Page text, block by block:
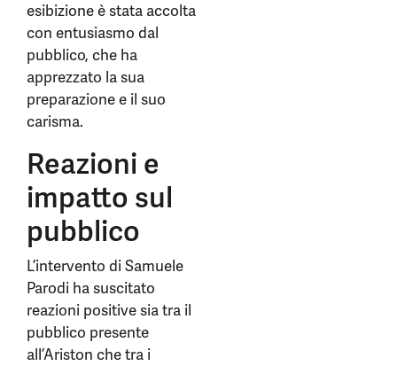
esibizione è stata accolta
con entusiasmo dal
pubblico, che ha
apprezzato la sua
preparazione e il suo
carisma.
Reazioni e
impatto sul
pubblico
L’intervento di Samuele
Parodi ha suscitato
reazioni positive sia tra il
pubblico presente
all’Ariston che tra i